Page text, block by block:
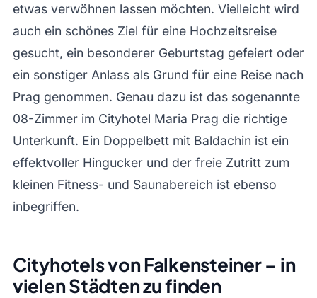
etwas verwöhnen lassen möchten. Vielleicht wird
auch ein schönes Ziel für eine Hochzeitsreise
gesucht, ein besonderer Geburtstag gefeiert oder
ein sonstiger Anlass als Grund für eine Reise nach
Prag genommen. Genau dazu ist das sogenannte
08-Zimmer im Cityhotel Maria Prag die richtige
Unterkunft. Ein Doppelbett mit Baldachin ist ein
effektvoller Hingucker und der freie Zutritt zum
kleinen Fitness- und Saunabereich ist ebenso
inbegriffen.
Cityhotels von Falkensteiner – in
vielen Städten zu finden